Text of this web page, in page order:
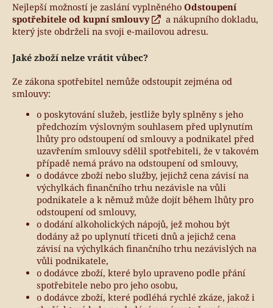
Nejlepší možností je zaslání vyplněného Odstoupení
spotřebitele od kupní smlouvy
a nákupního dokladu,
který jste obdrželi na svoji e-mailovou adresu.
Jaké zboží nelze vrátit vůbec?
Ze zákona spotřebitel nemůže odstoupit zejména od
smlouvy:
o poskytování služeb, jestliže byly splněny s jeho
předchozím výslovným souhlasem před uplynutím
lhůty pro odstoupení od smlouvy a podnikatel před
uzavřením smlouvy sdělil spotřebiteli, že v takovém
případě nemá právo na odstoupení od smlouvy,
o dodávce zboží nebo služby, jejichž cena závisí na
výchylkách finančního trhu nezávisle na vůli
podnikatele a k němuž může dojít během lhůty pro
odstoupení od smlouvy,
o dodání alkoholických nápojů, jež mohou být
dodány až po uplynutí třiceti dnů a jejichž cena
závisí na výchylkách finančního trhu nezávislých na
vůli podnikatele,
o dodávce zboží, které bylo upraveno podle přání
spotřebitele nebo pro jeho osobu,
o dodávce zboží, které podléhá rychlé zkáze, jakož i